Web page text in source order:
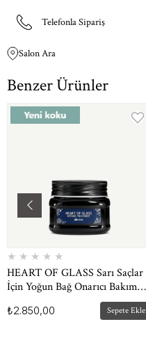
Telefonla Sipariş
Salon Ara
Benzer Ürünler
★ ★ ★ ★ ★
HEART OF GLASS Sarı Saçlar
İçin Yoğun Bağ Onarıcı Bakım
₺2.850,00 Sepete Ekle